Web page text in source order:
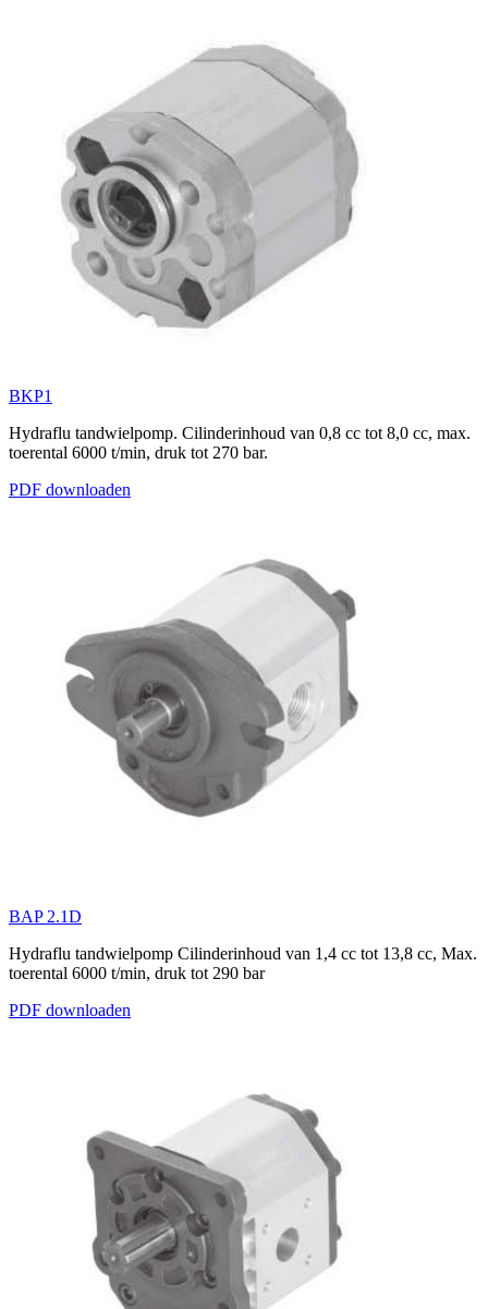
BKP1
Hydraflu tandwielpomp. Cilinderinhoud van 0,8 cc tot 8,0 cc, max.
toerental 6000 t/min, druk tot 270 bar.
PDF downloaden
BAP 2.1D
Hydraflu tandwielpomp Cilinderinhoud van 1,4 cc tot 13,8 cc, Max.
toerental 6000 t/min, druk tot 290 bar
PDF downloaden